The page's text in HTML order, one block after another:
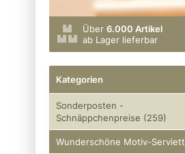
Über 6.000 Artikel
ab Lager lieferbar
Kategorien
Sonderposten -
Schnäppchenpreise (259)
Wunderschöne Motiv-